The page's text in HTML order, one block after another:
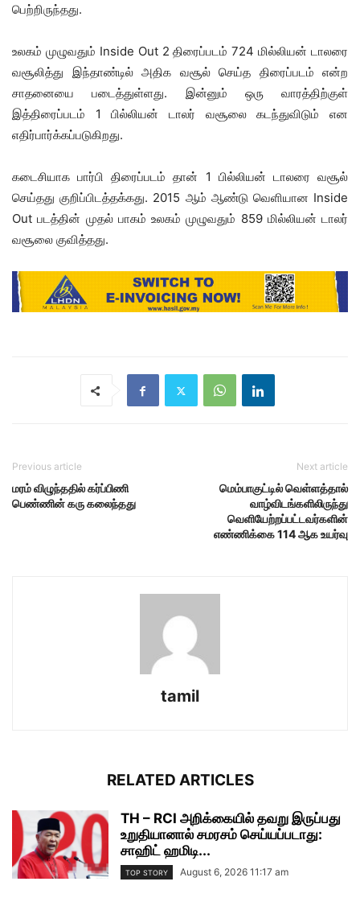
பெற்றிருந்தது.
உலகம் முழுவதும் Inside Out 2 திரைப்படம் 724 மில்லியன் டாலரை
வசூலித்து இந்தாண்டில் அதிக வசூல் செய்த திரைப்படம் என்ற
சாதனையை படைத்துள்ளது. இன்னும் ஒரு வாரத்திற்குள்
இத்திரைப்படம் 1 பில்லியன் டாலர் வசூலை கடந்துவிடும் என
எதிர்பார்க்கப்படுகிறது.
கடைசியாக பார்பி திரைப்படம் தான் 1 பில்லியன் டாலரை வசூல்
செய்தது குறிப்பிடத்தக்கது. 2015 ஆம் ஆண்டு வெளியான Inside
Out படத்தின் முதல் பாகம் உலகம் முழுவதும் 859 மில்லியன் டாலர்
வசூலை குவித்தது.
Previous article
மரம் விழுந்ததில் கர்ப்பிணி
பெண்ணின் கரு கலைந்தது
Next article
மெம்பாகுட்டில் வெள்ளத்தால்
வாழ்விடங்களிலிருந்து
வெளியேற்றப்பட்டவர்களின்
எண்ணிக்கை 114 ஆக உயர்வு
tamil
RELATED ARTICLES
TH – RCI அறிக்கையில் தவறு இருப்பது
உறுதியானால் சமரசம் செய்யப்படாது:
சாஹிட் ஹமிடி...
TOP STORY August 6, 2026 11:17 am